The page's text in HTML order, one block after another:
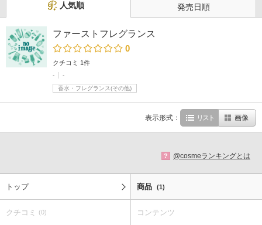
人気順 発売日順
ファーストフレグランス
0
クチコミ 1件
-
-
香水・フレグランス(その他)
表示形式： リスト 画像
? @cosmeランキングとは
トップ 商品 (1)
クチコミ (0) コンテンツ